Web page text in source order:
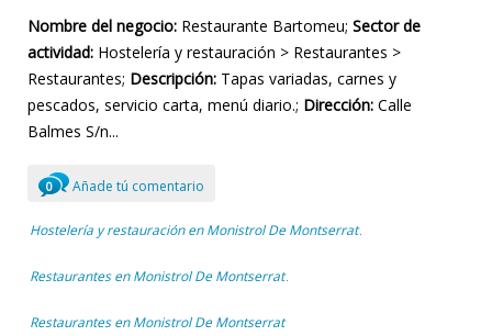
Nombre del negocio: Restaurante Bartomeu; Sector de
actividad: Hostelería y restauración > Restaurantes >
Restaurantes; Descripción: Tapas variadas, carnes y
pescados, servicio carta, menú diario.; Dirección: Calle
Balmes S/n...
0 Añade tú comentario
Hostelería y restauración en Monistrol De Montserrat ,
Restaurantes en Monistrol De Montserrat ,
Restaurantes en Monistrol De Montserrat